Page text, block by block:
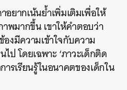
อยากเน้นย้ำเพิ่มเติมเพื่อให้
มากขึ้น เขาให้คำตอบว่า
งมีความเข้าใจกับความ
ป โดยเฉพาะ ‘ภาวะเด็กติด
รเรียนรู้ในอนาคตของเด็กใน